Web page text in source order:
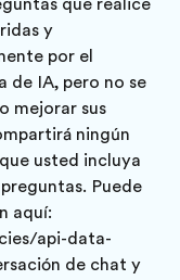
que realice
y
por el
de IA, pero no se
mejorar sus
ningún
usted incluya
Puede
aquí:
api-data-
de chat y